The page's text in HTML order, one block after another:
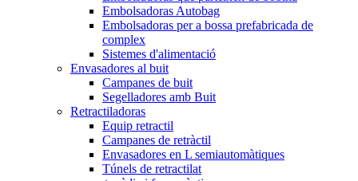
Embolsadoras Autobag
Embolsadoras per a bossa prefabricada de
complex
Sistemes d'alimentació
Envasadores al buit
Campanes de buit
Segelladores amb Buit
Retractiladoras
Equip retractil
Campanes de retràctil
Envasadores en L semiautomàtiques
Túnels de retractilat